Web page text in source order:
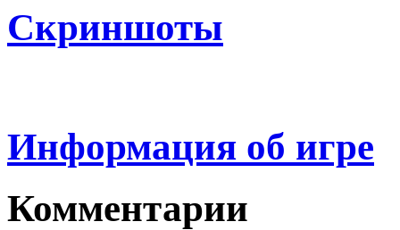
Скриншоты
Информация об игре
Комментарии